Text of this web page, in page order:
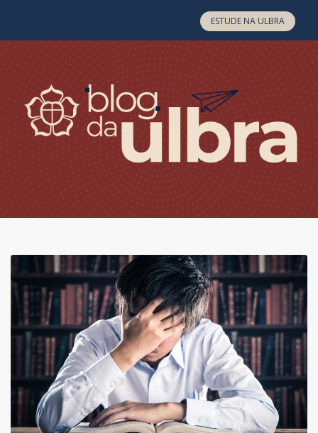
ESTUDE NA ULBRA